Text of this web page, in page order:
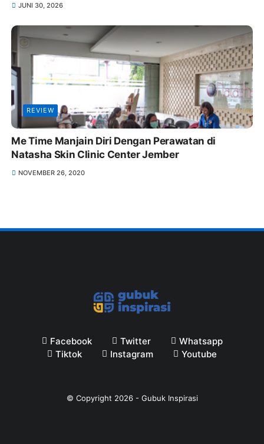
JUNI 30, 2026
REVIEW
Me Time Manjain Diri Dengan Perawatan di
Natasha Skin Clinic Center Jember
NOVEMBER 26, 2020
Facebook Twitter
Whatsapp
Tiktok
Instagram Youtube
© Copyright 2026- Gubuk Inspirasi